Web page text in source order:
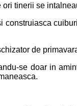
tinerii se
de
se doar in